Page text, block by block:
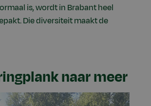
is, wordt in Brabant heel
Die diversiteit maakt de
naar meer